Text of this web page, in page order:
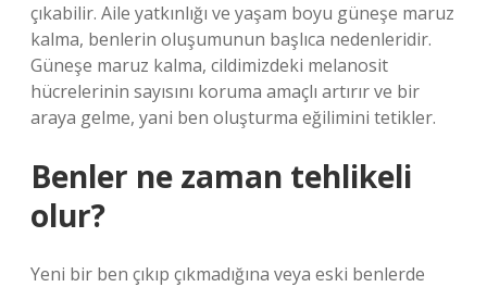
çıkabilir. Aile yatkınlığı ve yaşam boyu güneşe maruz
kalma, benlerin oluşumunun başlıca nedenleridir.
Güneşe maruz kalma, cildimizdeki melanosit
hücrelerinin sayısını koruma amaçlı artırır ve bir
araya gelme, yani ben oluşturma eğilimini tetikler.
Benler ne zaman tehlikeli
olur?
Yeni bir ben çıkıp çıkmadığına veya eski benlerde